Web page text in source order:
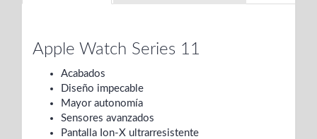
Apple Watch Series 11
Acabados
Diseño impecable
Mayor autonomía
Sensores avanzados
Pantalla Ion-X ultrarresistente